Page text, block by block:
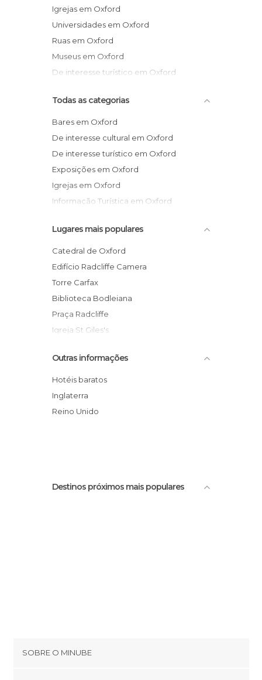
Igrejas em Oxford
Universidades em Oxford
Ruas em Oxford
Museus em Oxford
De interesse turístico em Oxford
Todas as categorias
Bares em Oxford
De interesse cultural em Oxford
De interesse turístico em Oxford
Exposições em Oxford
Igrejas em Oxford
Informação Turística em Oxford
Lojas em Oxford
Mercados em Oxford
Monumentos Históricos em Oxford
Museus em Oxford
Praças em Oxford
Rios em Oxford
Ruas em Oxford
Zonas de Compras em Oxford
Lugares mais populares
Catedral de Oxford
Edifício Radcliffe Camera
Torre Carfax
Biblioteca Bodleiana
Praça Radcliffe
Igreja St Giles's
Oxford
Rua St Giles
Balliol College da Universidade de
Oxford
Outras informações
Hotéis baratos
Inglaterra
Reino Unido
Destinos próximos mais populares
SOBRE O MINUBE